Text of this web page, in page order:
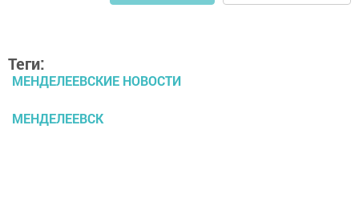
Теги:
МЕНДЕЛЕЕВСКИЕ НОВОСТИ
МЕНДЕЛЕЕВСК